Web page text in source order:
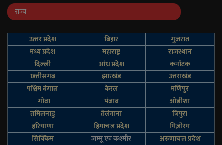
राज्य
उत्‍तर प्रदेश बिहार
गुजरात
मध्य प्रदेश
महाराष्ट्र
राजस्थान
दिल्‍ली
आंध्र प्रदेश
कर्नाटक
छत्तीसगढ़
झारखंड
उत्तराखंड
पश्चिम बंगाल
केरल
मणिपुर
गोवा
पंजाब
ओड़ीशा
तमिलनाडु
तेलंगाना
त्रिपुरा
हरियाणा
हिमाचल प्रदेश
मिज़ोरम
सिक्किम
जम्‍मू एवं कश्‍मीर अरुणाचल प्रदेश